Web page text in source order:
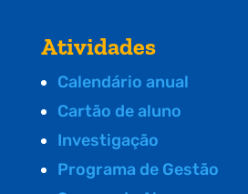
Atividades
Calendário anual
Cartão de aluno
Investigação
Programa de Gestão